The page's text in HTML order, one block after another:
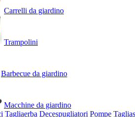
Carrelli da giardino
Trampolini
Barbecue da giardino
Macchine da giardino
Tagliaerba Decespugliatori Pompe